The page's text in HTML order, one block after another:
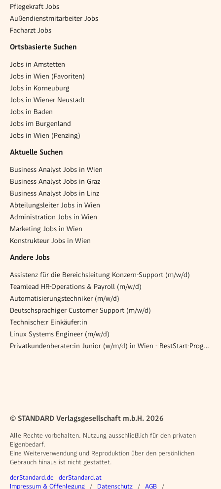
Pflegekraft Jobs
Außendienstmitarbeiter Jobs
Facharzt Jobs
Ortsbasierte Suchen
Jobs in Amstetten
Jobs in Wien (Favoriten)
Jobs in Korneuburg
Jobs in Wiener Neustadt
Jobs in Baden
Jobs im Burgenland
Jobs in Wien (Penzing)
Aktuelle Suchen
Business Analyst Jobs in Wien
Business Analyst Jobs in Graz
Business Analyst Jobs in Linz
Abteilungsleiter Jobs in Wien
Administration Jobs in Wien
Marketing Jobs in Wien
Konstrukteur Jobs in Wien
Andere Jobs
Assistenz für die Bereichsleitung Konzern-Support (m/w/d)
Teamlead HR-Operations & Payroll (m/w/d)
Automatisierungstechniker (m/w/d)
Deutschsprachiger Customer Support (m/w/d)
Technische:r Einkäufer:in
Linux Systems Engineer (m/w/d)
Privatkundenberater:in Junior (w/m/d) in Wien - BestStart-Programm
© STANDARD Verlagsgesellschaft m.b.H. 2026
Alle Rechte vorbehalten. Nutzung ausschließlich für den privaten
Eigenbedarf.
Eine Weiterverwendung und Reproduktion über den persönlichen
Gebrauch hinaus ist nicht gestattet.
Weitere Angebote
derStandard.de derStandard.at
Rechtliches
Impressum & Offenlegung Datenschutz AGB